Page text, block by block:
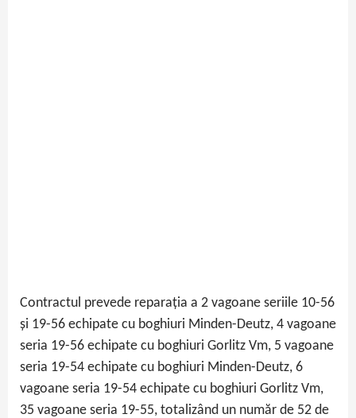
Contractul prevede reparația a 2 vagoane seriile 10-56
și 19-56 echipate cu boghiuri Minden-Deutz, 4 vagoane
seria 19-56 echipate cu boghiuri Gorlitz Vm, 5 vagoane
seria 19-54 echipate cu boghiuri Minden-Deutz, 6
vagoane seria 19-54 echipate cu boghiuri Gorlitz Vm,
35 vagoane seria 19-55, totalizând un număr de 52 de